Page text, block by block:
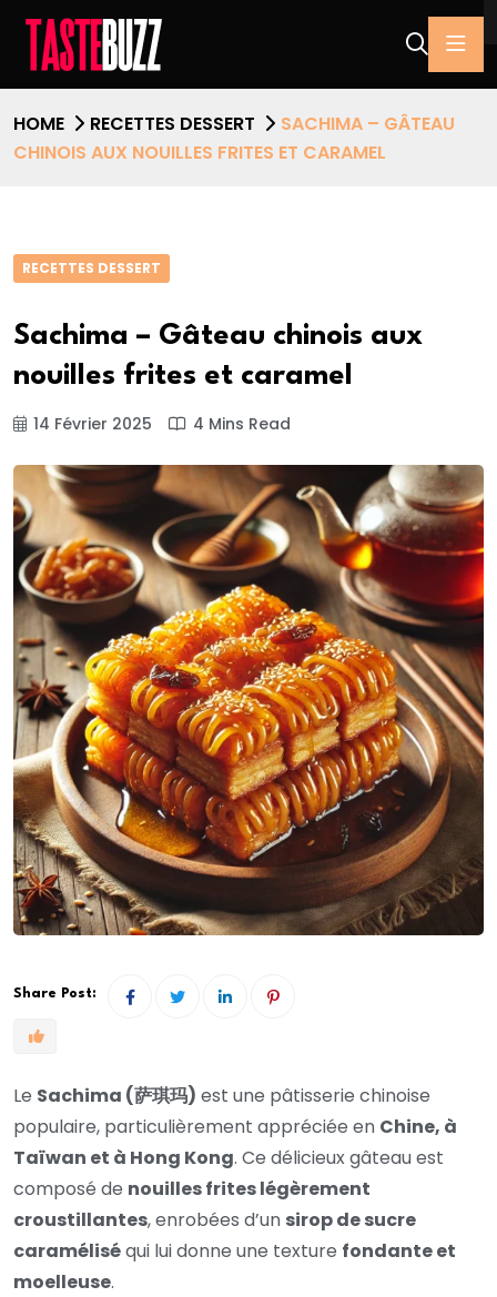
HOME RECETTES DESSERT
SACHIMA – GÂTEAU
CHINOIS AUX NOUILLES FRITES ET CARAMEL
RECETTES DESSERT
Sachima – Gâteau chinois aux
nouilles frites et caramel
14 Février 2025 4 Mins Read
Share Post:
Le Sachima (萨琪玛) est une pâtisserie chinoise
populaire, particulièrement appréciée en Chine, à
Taïwan et à Hong Kong. Ce délicieux gâteau est
composé de nouilles frites légèrement
croustillantes, enrobées d’un sirop de sucre
caraméliséqui lui donne une texture fondante et
moelleuse.